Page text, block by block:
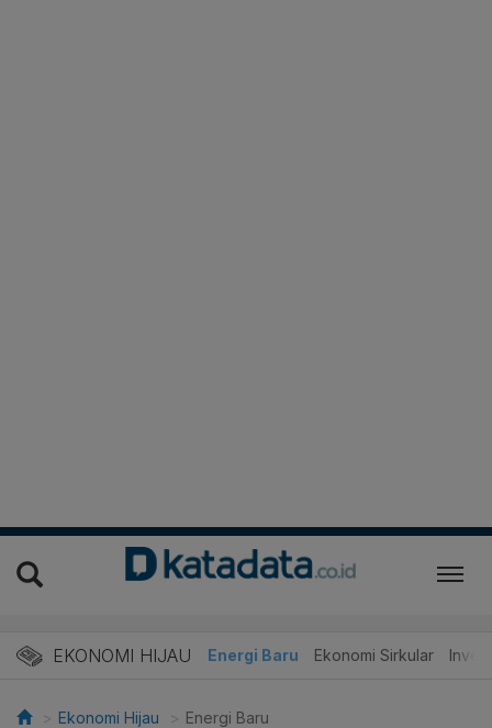
EKONOMI HIJAU Energi Baru Ekonomi Sirkular
Ekonomi Hijau Energi Baru